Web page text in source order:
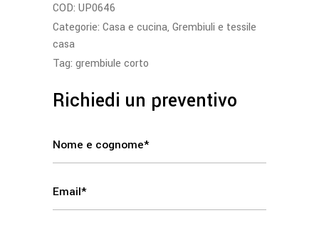
COD: UP0646
Categorie: Casa e cucina, Grembiuli e tessile
casa
Tag: grembiule corto
Richiedi un preventivo